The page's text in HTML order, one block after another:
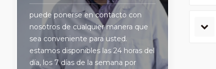
puede ponerse en contacto con
nosotros de cualquier manera que
sea conveniente para usted.
estamos disponibles las 24 horas del
día, los 7 días de la semana por